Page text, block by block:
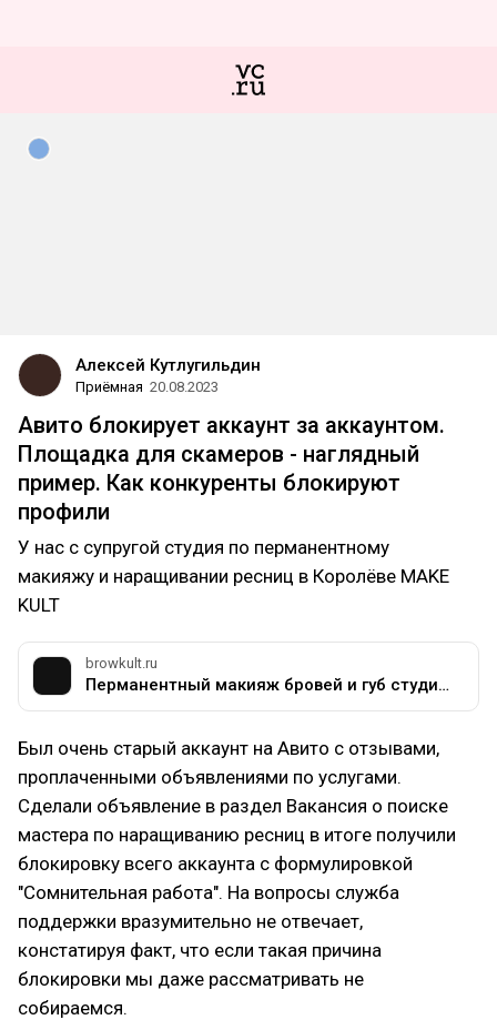
Алексей Кутлугильдин
Приёмная 20.08.2023
Авито блокирует аккаунт за аккаунтом.
Площадка для скамеров - наглядный
пример. Как конкуренты блокируют
профили
У нас с супругой студия по перманентному
макияжу и наращивании ресниц в Королёве MAKE
KULT
browkult.ru
Перманентный макияж бровей и губ студия MAKE KULT, татуаж, стрелка, архитектура и окрашивание, удаление лазером, наращивание ресниц
Был очень старый аккаунт на Авито с отзывами,
проплаченными объявлениями по услугами.
Сделали объявление в раздел Вакансия о поиске
мастера по наращиванию ресниц в итоге получили
блокировку всего аккаунта с формулировкой
"Сомнительная работа". На вопросы служба
поддержки вразумительно не отвечает,
констатируя факт, что если такая причина
блокировки мы даже рассматривать не
собираемся.